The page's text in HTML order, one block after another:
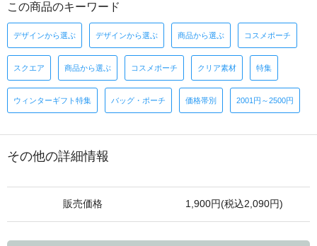
この商品のキーワード
デザインから選ぶ デザインから選ぶ 商品から選ぶ コスメポーチ
スクエア 商品から選ぶ コスメポーチ クリア素材 特集
ウィンターギフト特集 バッグ・ポーチ 価格帯別 2001円～2500円
その他の詳細情報
販売価格 1,900円(税込2,090円)